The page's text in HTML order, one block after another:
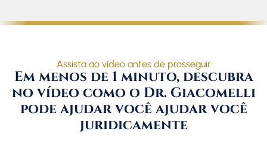
Assista ao vídeo antes de prosseguir
Em menos de 1 minuto, descubra
no vídeo como o Dr. Giacomelli
pode ajudar você ajudar você
juridicamente